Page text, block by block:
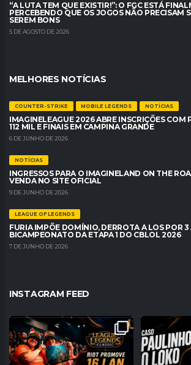
“A LUTA TEM QUE EXISTIR!”: O FGC ESTÁ
PERCEBENDO QUE OS JOGOS NÃO PRECISAM
SEREM BONS
5 DE AGOSTO DE 2026
MELHORES NOTÍCIAS
COUNTER-STRIKE MOBILE LEGENDS NOTÍCIAS
IMAGINELEAGUE 2026 ABRE INSCRIÇÕES COM
112 MIL E FINAIS EM CAMPINA GRANDE
6 DE JUNHO DE 2026
NOTÍCIAS
INGRESSOS PARA O IMAGINELAND ON THE
VENDA NO SITE OFICIAL
9 DE JUNHO DE 2026
LEAGUE OF LEGENDS
FURIA IMPÕE DOMÍNIO, DERROTA A LOS POR 3
BICAMPEONATO DA ETAPA 1 DO CBLOL 2026
7 DE JUNHO DE 2026
INSTAGRAM FEED
A NOSTALGIA VAI DOMINAR O BRASIL!
RIOT ANUNCIA 16...
26 0
PROBLEMAS
O